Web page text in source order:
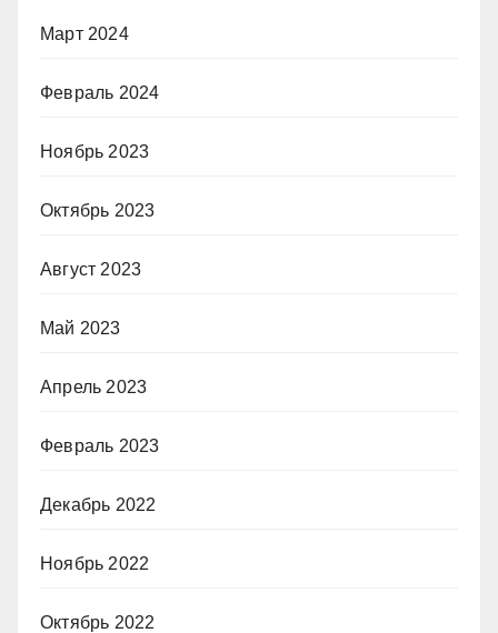
Март 2024
Февраль 2024
Ноябрь 2023
Октябрь 2023
Август 2023
Май 2023
Апрель 2023
Февраль 2023
Декабрь 2022
Ноябрь 2022
Октябрь 2022